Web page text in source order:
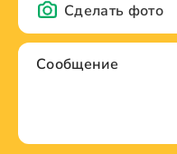
Сделать фото